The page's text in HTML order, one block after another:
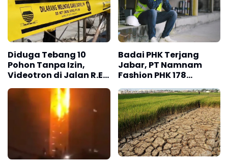
Diduga Tebang 10
Pohon Tanpa Izin,
Videotron di Jalan R.E.
Martadinata Bandung
Disegel
Badai PHK Terjang
Jabar, PT Namnam
Fashion PHK 178
Karyawan